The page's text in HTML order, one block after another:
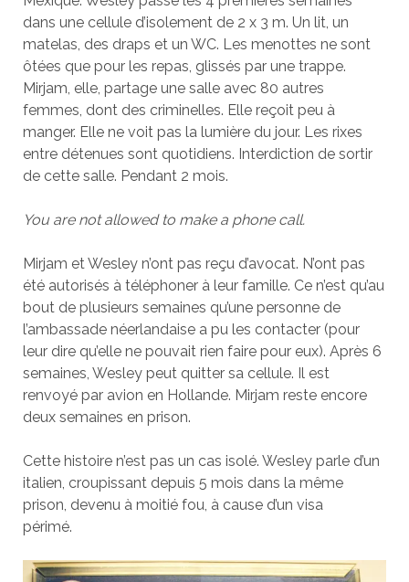
dans une cellule d’isolement de 2 x 3 m. Un lit, un
matelas, des draps et un WC. Les menottes ne sont
ôtées que pour les repas, glissés par une trappe.
Mirjam, elle, partage une salle avec 80 autres
femmes, dont des criminelles. Elle reçoit peu à
manger. Elle ne voit pas la lumière du jour. Les rixes
entre détenues sont quotidiens. Interdiction de sortir
de cette salle. Pendant 2 mois.
You are not allowed to make a phone call.
Mirjam et Wesley n’ont pas reçu d’avocat. N’ont pas
été autorisés à téléphoner à leur famille. Ce n’est qu’au
bout de plusieurs semaines qu’une personne de
l’ambassade néerlandaise a pu les contacter (pour
leur dire qu’elle ne pouvait rien faire pour eux). Après 6
semaines, Wesley peut quitter sa cellule. Il est
renvoyé par avion en Hollande. Mirjam reste encore
deux semaines en prison.
Cette histoire n’est pas un cas isolé. Wesley parle d’un
italien, croupissant depuis 5 mois dans la même
prison, devenu à moitié fou, à cause d’un visa
périmé.